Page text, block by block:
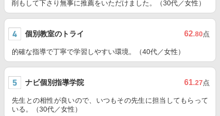
削もして下さり無事に推薦をいただけました。（30代／女性）
個別教室のトライ 62.80点
的確な指導で丁寧で学習しやすい環境。（40代／女性）
ナビ個別指導学院 61.27点
先生との相性が良いので、いつもその先生に担当してもらって
いる。（30代／女性）